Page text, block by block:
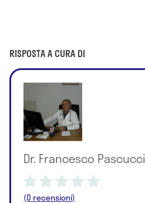
RISPOSTA A CURA DI
Dr. Francesco Pascucci
(0 recensioni)